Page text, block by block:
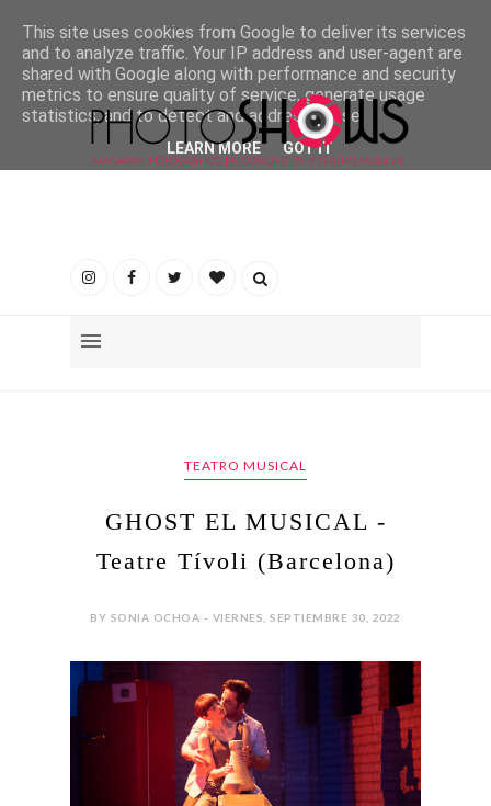
TEATRO MUSICAL
GHOST EL MUSICAL -
Teatre Tívoli (Barcelona)
BY SONIA OCHOA - VIERNES, SEPTIEMBRE 30, 2022
This site uses cookies from Google to deliver its services
and to analyze traffic. Your IP address and user-agent are
shared with Google along with performance and security
metrics to ensure quality of service, generate usage
statistics, and to detect and address abuse.
LEARN MORE GOT IT